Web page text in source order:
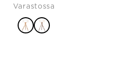
Varastossa